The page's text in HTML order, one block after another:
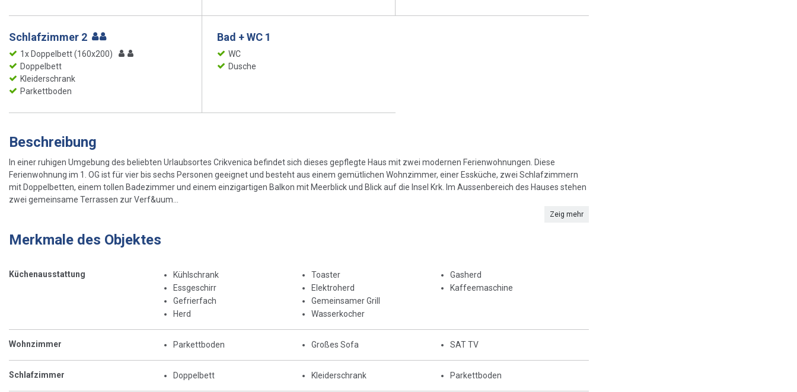
Schlafzimmer 2
1x Doppelbett (160x200)
Doppelbett
Kleiderschrank
Parkettboden
Bad + WC 1
WC
Dusche
Beschreibung
In einer ruhigen Umgebung des beliebten Urlaubsortes Crikvenica befindet sich dieses gepflegte Haus mit zwei modernen Ferienwohnungen. Diese
Ferienwohnung im 1. OG ist für vier bis sechs Personen geeignet und besteht aus einem gemütlichen Wohnzimmer, einer Essküche, zwei Schlafzimmern
mit Doppelbetten, einem tollen Badezimmer und einem einzigartigen Balkon mit Meerblick und Blick auf die Insel Krk. Im Aussenbereich des Hauses stehen
zwei gemeinsame Terrassen zur Verf&uum...
Zeig mehr
Merkmale des Objektes
Küchenausstattung
Kühlschrank
Essgeschirr
Gefrierfach
Herd
Toaster
Elektroherd
Gemeinsamer Grill
Wasserkocher
Gasherd
Kaffeemaschine
Wohnzimmer Parkettboden Großes Sofa SAT TV
Schlafzimmer Doppelbett Kleiderschrank Parkettboden